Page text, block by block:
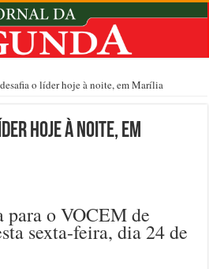
o líder hoje à noite, em Marília
hoje à noite, em
o VOCEM de
sexta-feira, dia 24 de